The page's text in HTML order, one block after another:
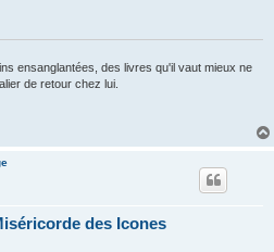
ensanglantées, des livres qu'il vaut mieux ne
de retour chez lui.
des Icones